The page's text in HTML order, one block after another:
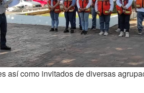
así como invitados de diversas